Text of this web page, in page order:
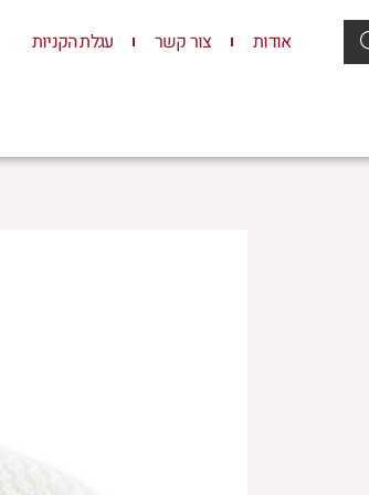
אודות צור קשר עגלת הקניות